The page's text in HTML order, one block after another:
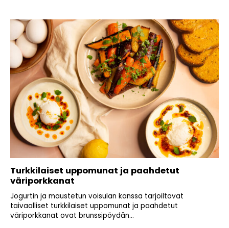
Turkkilaiset uppomunat ja paahdetut
väriporkkanat
Jogurtin ja maustetun voisulan kanssa tarjoiltavat
taivaalliset turkkilaiset uppomunat ja paahdetut
väriporkkanat ovat brunssipöydän...